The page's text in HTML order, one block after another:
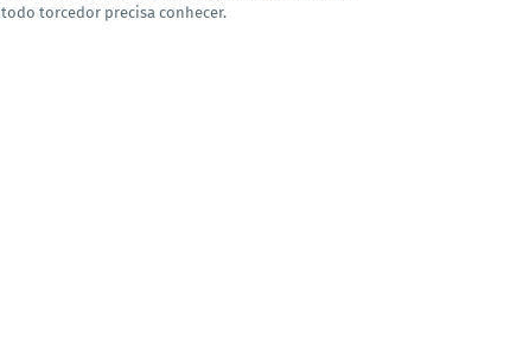
todo torcedor precisa conhecer.